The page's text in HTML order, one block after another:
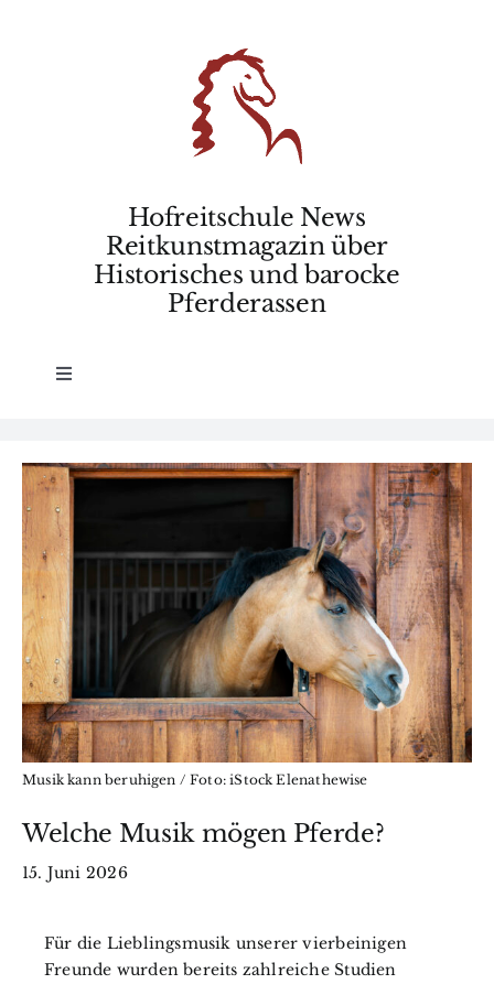
Hofreitschule News
Reitkunstmagazin über
Historisches und barocke
Pferderassen
Toggle
Wissen
BfkbR
Markt
Termine
for:
Musik kann beruhigen / Foto: iStock Elenathewise
Welche Musik mögen Pferde?
15. Juni 2026
Für die Lieblingsmusik unserer vierbeinigen
Freunde wurden bereits zahlreiche Studien